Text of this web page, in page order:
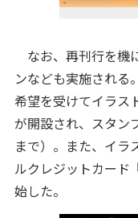
なお、再刊行を機
ンなども実施される
希望を受けてイラス
が開設され、スタン
まで）。また、イラ
ルクレジットカード
始した。